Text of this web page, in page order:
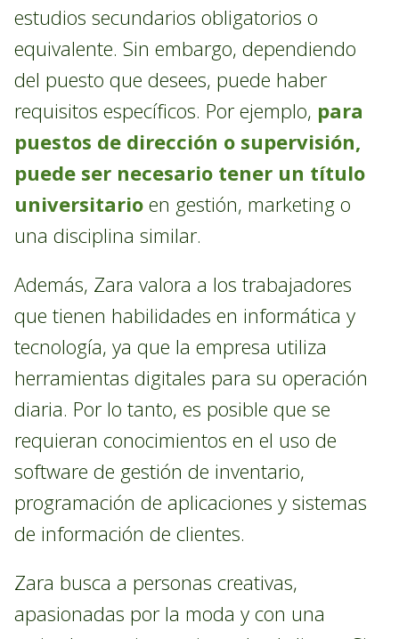
estudios secundarios obligatorios o
equivalente. Sin embargo, dependiendo
del puesto que desees, puede haber
requisitos específicos. Por ejemplo, para
puestos de dirección o supervisión,
puede ser necesario tener un título
universitario en gestión, marketing o
una disciplina similar.
Además, Zara valora a los trabajadores
que tienen habilidades en informática y
tecnología, ya que la empresa utiliza
herramientas digitales para su operación
diaria. Por lo tanto, es posible que se
requieran conocimientos en el uso de
software de gestión de inventario,
programación de aplicaciones y sistemas
de información de clientes.
Zara busca a personas creativas,
apasionadas por la moda y con una